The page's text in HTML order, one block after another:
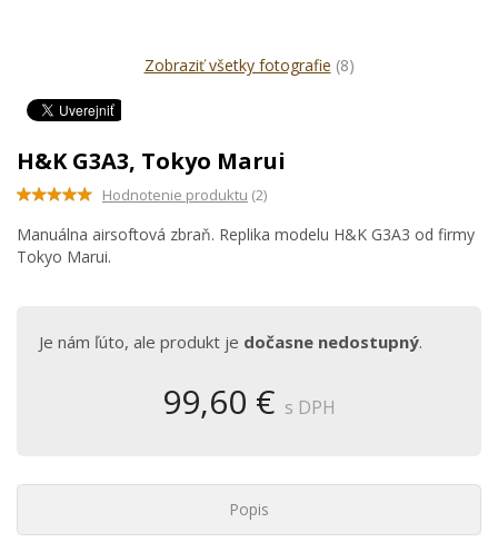
Zobraziť všetky fotografie (8)
H&K G3A3, Tokyo Marui
Hodnotenie produktu (2)
Manuálna airsoftová zbraň. Replika modelu H&K G3A3 od firmy
Tokyo Marui.
Je nám ľúto, ale produkt je dočasne nedostupný.
99,60 € s DPH
Popis